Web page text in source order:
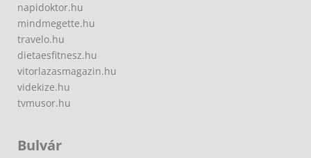
napidoktor.hu
mindmegette.hu
travelo.hu
dietaesfitnesz.hu
vitorlazasmagazin.hu
videkize.hu
tvmusor.hu
Bulvár